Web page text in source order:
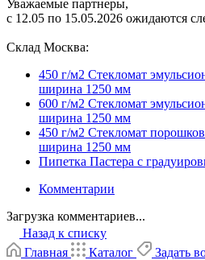
Уважаемые партнеры,
с 12.05 по 15.05.2026 ожидаются
Склад Москва:
450 г/м2 Стекломат
ширина 1250 мм
600 г/м2 Стекломат
ширина 1250 мм
450 г/м2 Стекломат
ширина 1250 мм
Пипетка Пастера с
Комментарии
Загрузка комментариев...
Назад к списку
Главная
Каталог Задать